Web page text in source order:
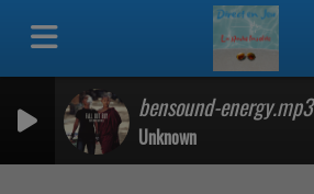
bensound-energy.mp3
Unknown